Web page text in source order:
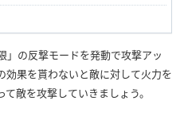
」の反撃モードを発動で攻撃アッ
効果を貰わないと敵に対して火力を
敵を攻撃していきましょう。